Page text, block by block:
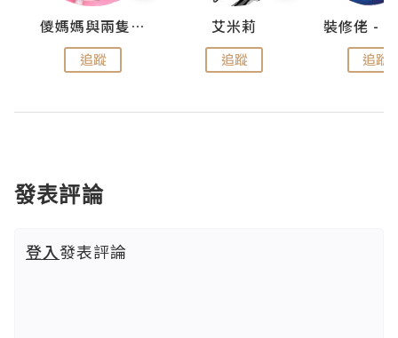
儍媽媽與兩隻小魔怪之家
追蹤
艾米莉
追蹤 追蹤
發表評論
登入發表評論